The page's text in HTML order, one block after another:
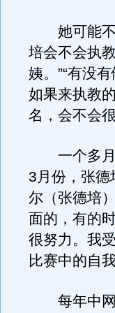
她可能不
培会不会执
姨。”“有没
如果来执教
名，会不会
一个多月
3月份，张德
尔（张德培
面的，有的
很努力。我
比赛中的自
每年中网